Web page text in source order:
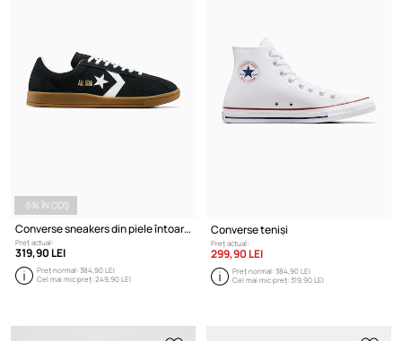
-5% ÎN COȘ
Converse sneakers din piele întoarsă All Star Classic Trainer
Preț actual:
319,90 LEI
Preț normal:384,90 LEI
Cel mai mic preț:249,90 LEI
Converse teniși
Preț actual:
299,90 LEI
Preț normal:384,90 LEI
Cel mai mic preț:319,90 LEI